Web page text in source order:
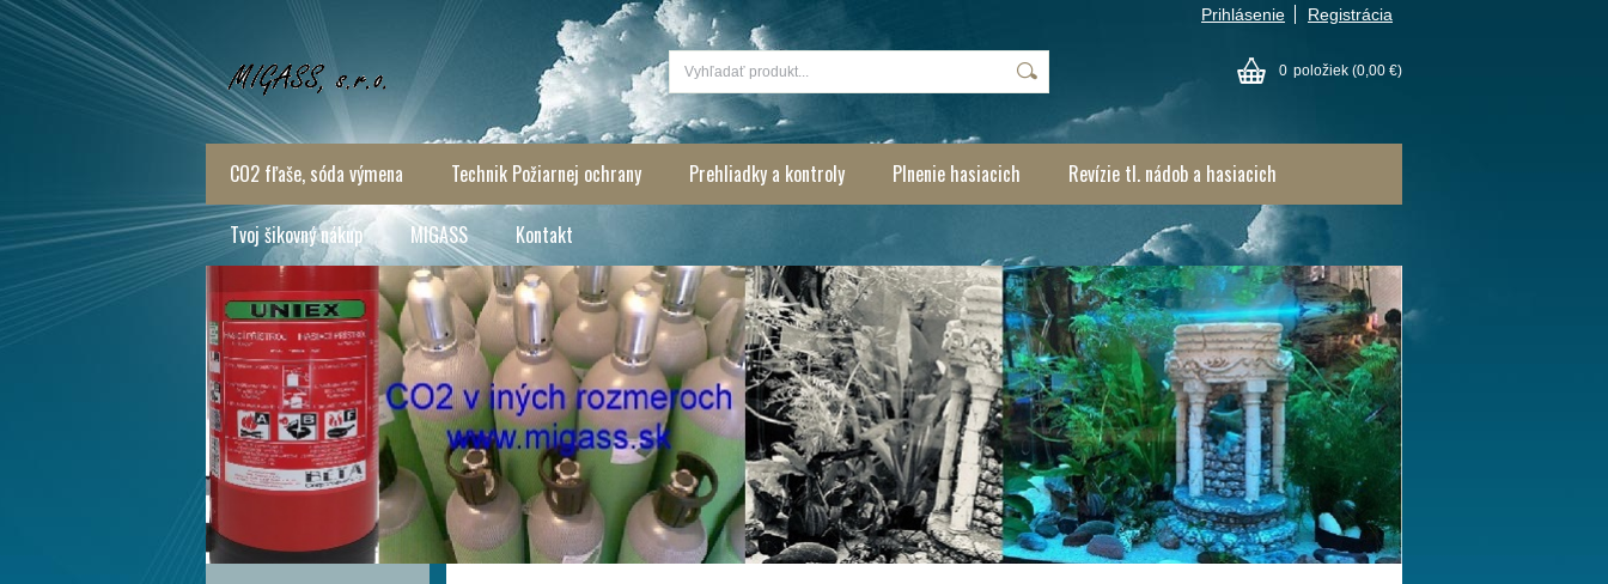
Prihlásenie Registrácia
0 položiek (0,00 €)
CO2 fľaše, sóda výmena Technik Požiarnej ochrany Prehliadky a kontroly Plnenie hasiacich Revízie tl. nádob a hasiacich
Tvoj šikovný nákup MIGASS Kontakt